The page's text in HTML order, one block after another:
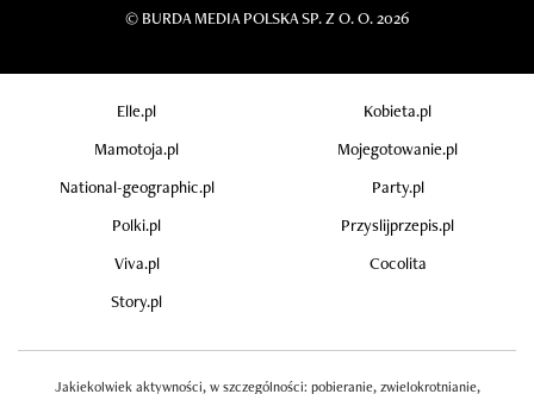
© BURDA MEDIA POLSKA SP. Z O. O. 2026
Elle.pl
Kobieta.pl
Mamotoja.pl
Mojegotowanie.pl
National-geographic.pl
Party.pl
Polki.pl
Przyslijprzepis.pl
Viva.pl
Cocolita
Story.pl
Jakiekolwiek aktywności, w szczególności: pobieranie, zwielokrotnianie,